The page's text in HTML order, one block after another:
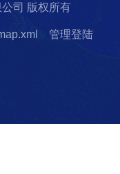
司 版权所有
管理登陆